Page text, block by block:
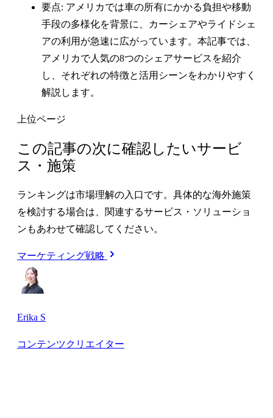
要点: アメリカでは車の所有にかかる負担や移動
手段の多様化を背景に、カーシェアやライドシェ
アの利用が急速に広がっています。本記事では、
アメリカで人気の8つのシェアサービスを紹介
し、それぞれの特徴と活用シーンをわかりやすく
解説します。
上位ページ
この記事の次に確認したいサービ
ス・施策
ランキングは市場理解の入口です。具体的な海外施策
を検討する場合は、関連するサービス・ソリューショ
ンもあわせて確認してください。
マーケティング戦略
Erika S
コンテンツクリエイター